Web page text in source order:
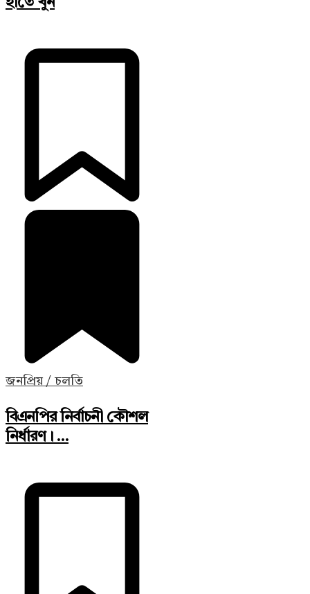
হাতে খুন
জনপ্রিয় / চলতি
বিএনপির নির্বাচনী কৌশল
নির্ধারণ। ...